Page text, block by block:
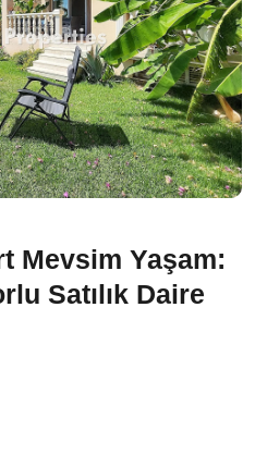
Mevsim Yaşam:
Satılık Daire